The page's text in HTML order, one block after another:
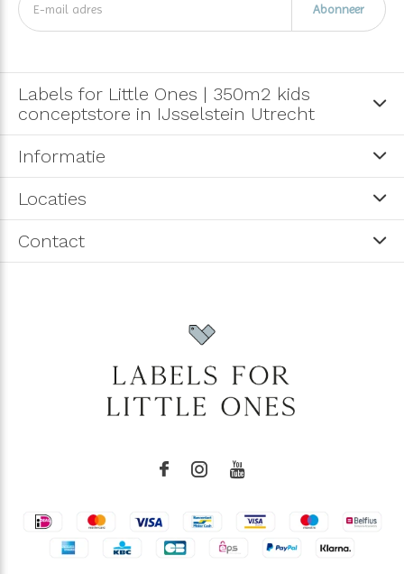
Abonneer
Labels for Little Ones | 350m2 kids
conceptstore in IJsselstein Utrecht
Informatie
Locaties
Contact